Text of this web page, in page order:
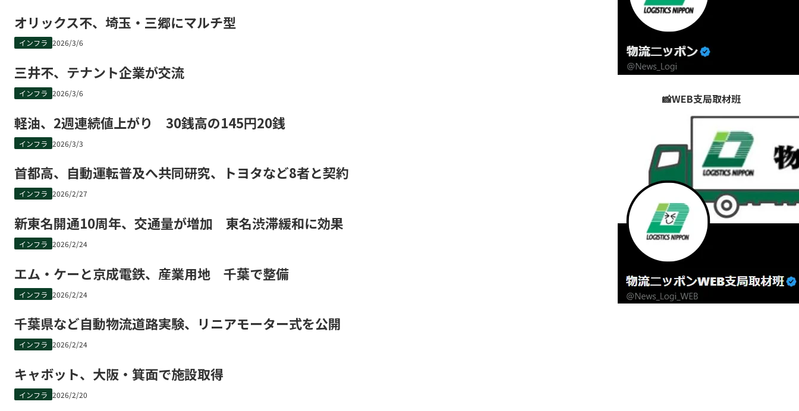
オリックス不、埼玉・三郷にマルチ型
インフラ 2026/3/6
三井不、テナント企業が交流
インフラ 2026/3/6
軽油、2週連続値上がり 30銭高の145円20銭
インフラ 2026/3/3
首都高、自動運転普及へ共同研究、トヨタなど8者と契約
インフラ 2026/2/27
新東名開通10周年、交通量が増加 東名渋滞緩和に効果
インフラ 2026/2/24
エム・ケーと京成電鉄、産業用地 千葉で整備
インフラ 2026/2/24
千葉県など自動物流道路実験、リニアモーター式を公開
インフラ 2026/2/24
キャボット、大阪・箕面で施設取得
インフラ 2026/2/20
📸WEB支局取材班